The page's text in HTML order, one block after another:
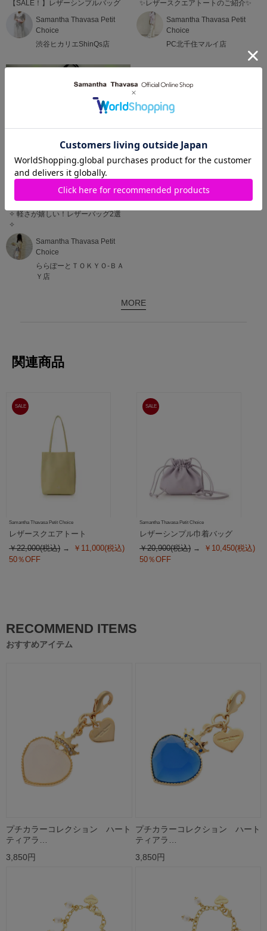
【SALE！】レザーシンプルバッグ
Samantha Thavasa Petit
Choice
渋谷ヒカリエShinQs店
✨️レザースクエアトートのご紹介✨
Samantha Thavasa Petit
Choice
PC北千住マルイ店
2024.04.05
✧︎ 軽さが嬉しい！レザーバッグ2選
✧︎
Samantha Thavasa Petit
Choice
ららぽーとＴＯＫＹＯ-ＢＡ
Ｙ店
MORE
関連商品
SALE
Samantha Thavasa Petit Choice
レザースクエアトート
￥22,000(税込)
￥11,000(税込)
50％OFF
SALE
Samantha Thavasa Petit Choice
レザーシンプル巾着バッグ
￥20,900(税込)
￥10,450(税込)
50％OFF
RECOMMEND ITEMS
おすすめアイテム
プチカラーコレクション ハート
ティアラ…
3,850円
プチカラーコレクション ハート
ティアラ…
3,850円